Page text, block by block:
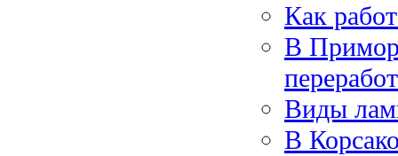
Как
В
Виды
В